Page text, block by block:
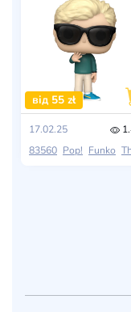
від 55 zł
17.02.25
83560 Pop! Funko The